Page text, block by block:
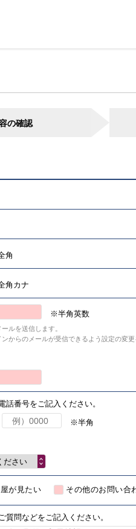
の確認
角
角カナ
※半角英数
ルを送信します。
からのメールが受信できるよう設定の変更
番号をご記入ください。
※半角
ださい
が見たい その他のお問い合
問などをご記入ください。